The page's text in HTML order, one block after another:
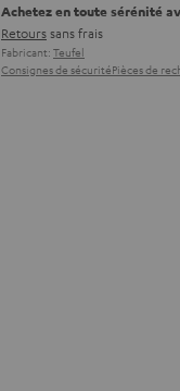
Achetez en toute sérénité
Retourssans frais
Fabricant: Teufel
Consignes de sécuritéPièces de